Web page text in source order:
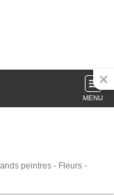
MENU
peintres - Fleurs -